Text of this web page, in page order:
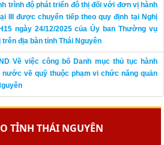
trình độ phát triển đô thị đối với đơn vị hành
III được chuyển tiếp theo quy định tại Nghị
ngày 24/12/2025 của Ủy ban Thường vụ
địa bàn tỉnh Thái Nguyên
Về việc công bố Danh mục thủ tục hành
về quỹ thuộc phạm vi chức năng quản
TỈNH THÁI NGUYÊN